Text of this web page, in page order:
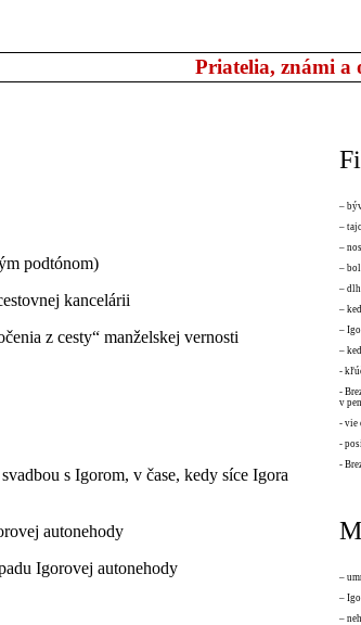
Priatelia, známi a
podtónom)
kancelárii
z cesty“ manželskej vernosti
s Igorom, v čase, kedy síce Igora
autonehody
Igorovej autonehody
–
–
–
–
–
–
–
–
-
-
v
- vie
-
-
–
–
–